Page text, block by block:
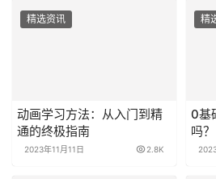
精选资讯
动画学习方法：从入门到精
通的终极指南
2023年11月11日 2.8K
精
0基
吗？